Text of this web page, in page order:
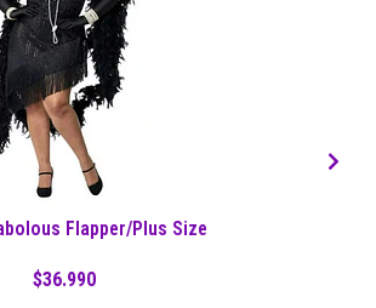
Flapper/Plus Size
$36.990